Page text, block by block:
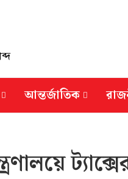
আন্তর্জাতিক